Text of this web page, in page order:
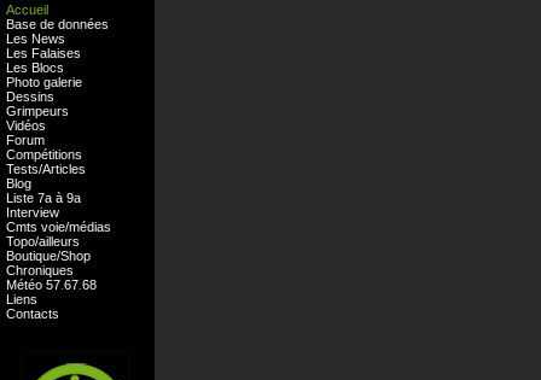
Accueil
Base de données
Les News
Les Falaises
Les Blocs
Photo galerie
Dessins
Grimpeurs
Vidéos
Forum
Compétitions
Tests/Articles
Blog
Liste 7a à 9a
Interview
Cmts voie/médias
Topo/ailleurs
Boutique/Shop
Chroniques
Météo 57 67 68
Liens
Contacts